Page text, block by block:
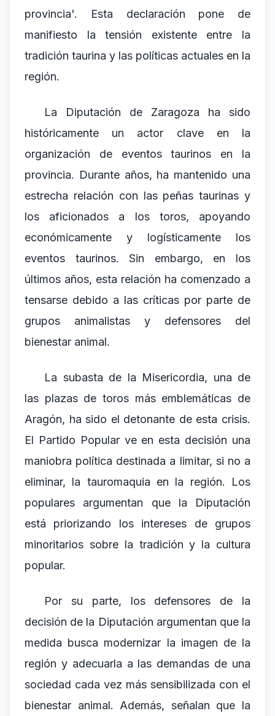
provincia'. Esta declaración pone de
manifiesto la tensión existente entre la
tradición taurina y las políticas actuales en la
región.
La Diputación de Zaragoza ha sido
históricamente un actor clave en la
organización de eventos taurinos en la
provincia. Durante años, ha mantenido una
estrecha relación con las peñas taurinas y
los aficionados a los toros, apoyando
económicamente y logísticamente los
eventos taurinos. Sin embargo, en los
últimos años, esta relación ha comenzado a
tensarse debido a las críticas por parte de
grupos animalistas y defensores del
bienestar animal.
La subasta de la Misericordia, una de
las plazas de toros más emblemáticas de
Aragón, ha sido el detonante de esta crisis.
El Partido Popular ve en esta decisión una
maniobra política destinada a limitar, si no a
eliminar, la tauromaquia en la región. Los
populares argumentan que la Diputación
está priorizando los intereses de grupos
minoritarios sobre la tradición y la cultura
popular.
Por su parte, los defensores de la
decisión de la Diputación argumentan que la
medida busca modernizar la imagen de la
región y adecuarla a las demandas de una
sociedad cada vez más sensibilizada con el
bienestar animal. Además, señalan que la